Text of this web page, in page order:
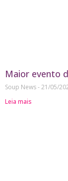
Maior evento
Soup News 21/05/
Leia mais